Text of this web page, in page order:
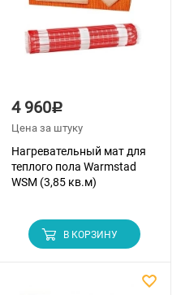
4 960Р
Цена за штуку
Нагревательный мат для
теплого пола Warmstad
WSM (3,85 кв.м)
В КОРЗИНУ